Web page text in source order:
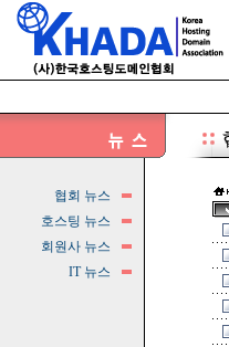
협회 뉴스
호스팅 뉴스
회원사 뉴스
IT 뉴스